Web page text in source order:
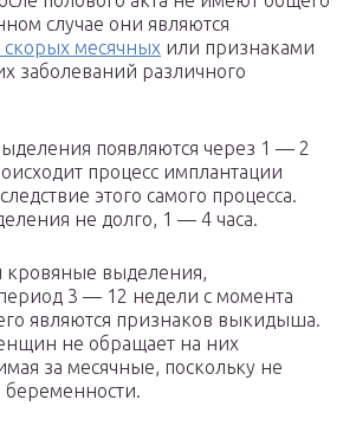
случае они являются
месячных или признаками
заболеваний различного
появляются через 1 — 2
процесс имплантации
этого самого процесса.
не долго, 1 — 4 часа.
выделения,
3 — 12 недели с момента
являются признаков выкидыша.
не обращает на них
за месячные, поскольку не